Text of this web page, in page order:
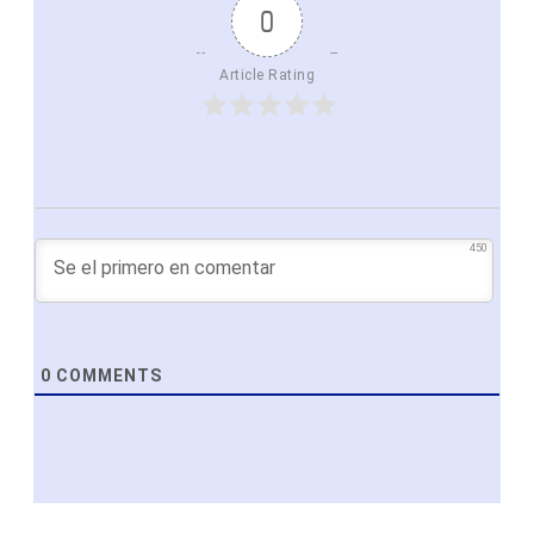
0
Article Rating
450
0 COMMENTS